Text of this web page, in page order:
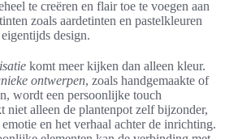
te creëren en flair toe te voegen aan
zoals aardetinten en pastelkleuren
design.
komt meer kijken dan alleen kleur.
ontwerpen, zoals handgemaakte of
wordt een persoonlijke touch
niet alleen de plantenpot zelf bijzonder,
en het verhaal achter de inrichting.